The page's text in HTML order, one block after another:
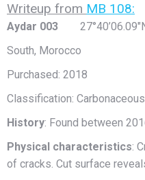
Writeup from MB 108:
Aydar 003
South, Morocco
Purchased: 2018
Classification:
History: Found between
Physical characteristics:
of cracks. Cut surface